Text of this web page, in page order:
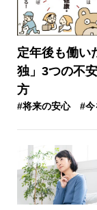
定年後も働い
独」3つの不
方
#将来の安心 #今